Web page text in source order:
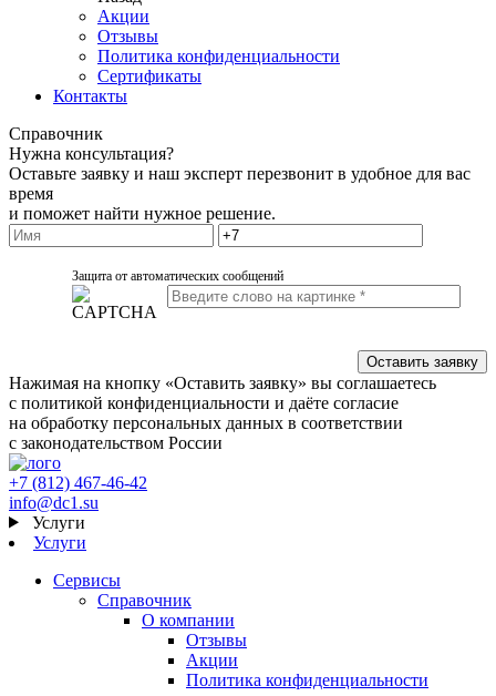
Акции
Отзывы
Политика конфиденциальности
Сертификаты
Контакты
Справочник
Нужна консультация?
Оставьте заявку и наш эксперт перезвонит в удобное для вас
время
и поможет найти нужное решение.
Защита от автоматических сообщений
Нажимая на кнопку «Оставить заявку» вы соглашаетесь
с политикой конфиденциальности и даёте согласие
на обработку персональных данных в соответствии
с законодательством России
+7 (812) 467-46-42
info@dc1.su
Услуги
Услуги
Сервисы
Справочник
О компании
Отзывы
Акции
Политика конфиденциальности